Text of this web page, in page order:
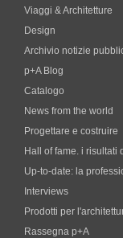
Viaggi & Architetture
Design
Archivio notizie
p+A Blog
Catalogo
News from the world
Progettare e costruire
Hall of fame. i risultati
Up-to-date: la
Interviews
Prodotti per
Rassegna p+A